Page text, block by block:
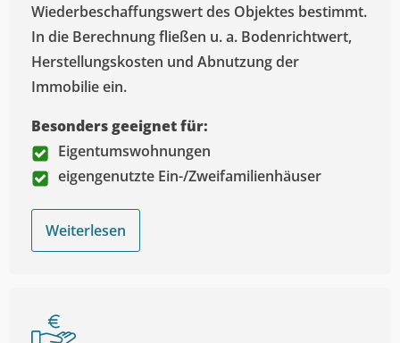
Wiederbeschaffungswert des Objektes bestimmt.
In die Berechnung fließen u. a. Bodenrichtwert,
Herstellungskosten und Abnutzung der
Immobilie ein.
Besonders geeignet für:
Eigentumswohnungen
eigengenutzte Ein-/Zweifamilienhäuser
Weiterlesen